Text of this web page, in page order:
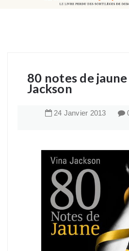
80 notes de
Jackson
24 Janvier 2013